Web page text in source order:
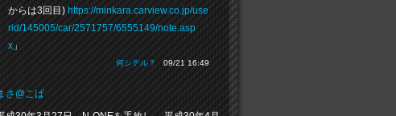
からは3回目) https://minkara.carview.co.jp/use
rid/145005/car/2571757/6555149/note.asp
x 」
何シテル？ 09/21 16:49
さ@こば